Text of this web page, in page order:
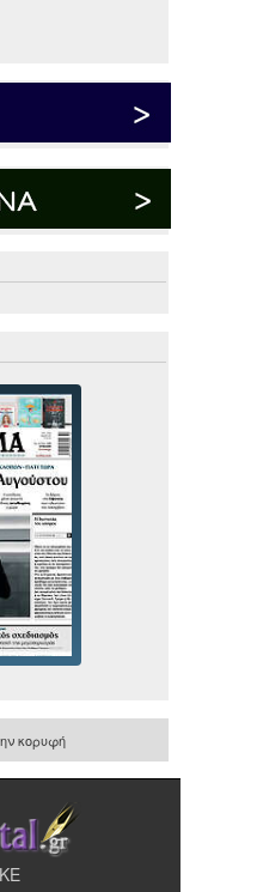
κορυφή